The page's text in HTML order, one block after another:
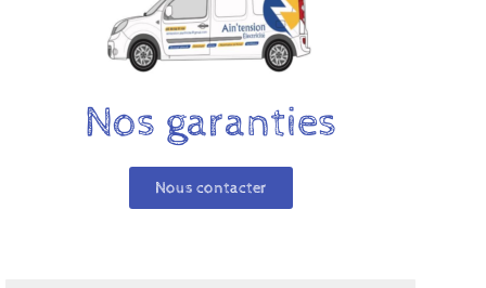
Nos garanties
Nous contacter